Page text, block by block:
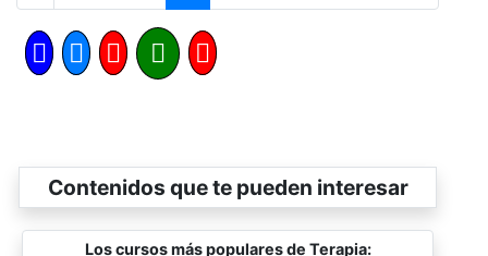
Contenidos que te pueden interesar
Los cursos más populares de Terapia: